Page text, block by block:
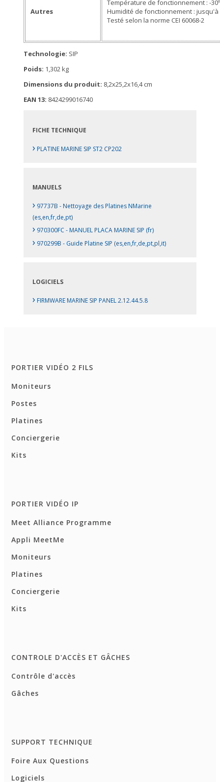
Autres
Température de fonctionnement : -
Humidité de fonctionnement :
Testé selon la norme CEI 60068-2
Technologie: SIP
Poids: 1,302 kg
Dimensions du produit: 8,2x25,2x16,4 cm
EAN 13: 8424299016740
FICHE TECHNIQUE
› PLATINE MARINE SIP ST2 CP202
MANUELS
› 97737B - Nettoyage des Platines NMarine
(es,en,fr,de,pt)
› 970300FC - MANUEL PLACA MARINE SIP (fr)
› 970299B - Guide Platine SIP (es,en,fr,de,pt,pl,it)
LOGICIELS
› FIRMWARE MARINE SIP PANEL 2.12.44.5.8
PORTIER VIDÉO 2 FILS
Moniteurs
Postes
Platines
Conciergerie
Kits
PORTIER VIDÉO IP
Meet Alliance Programme
Appli MeetMe
Moniteurs
Platines
Conciergerie
Kits
CONTROLE D'ACCÈS ET GÂCHES
Contrôle d'accès
Gâches
SUPPORT TECHNIQUE
Foire Aux Questions
Logiciels